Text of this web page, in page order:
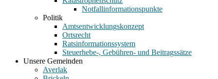
Notfallinformationspunkte
Politik
Amtsentwicklungskonzept
Ortsrecht
Ratsinformationssystem
Steuerhebe-, Gebühren- und Beitragssätze
Unsere Gemeinden
Averlak